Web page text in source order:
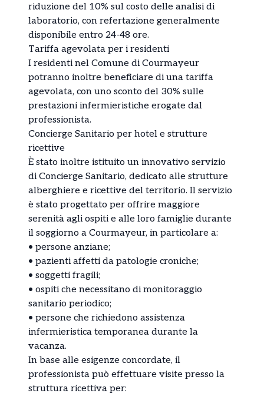
riduzione del 10% sul costo delle analisi di
laboratorio, con refertazione generalmente
disponibile entro 24-48 ore.
Tariffa agevolata per i residenti
I residenti nel Comune di Courmayeur
potranno inoltre beneficiare di una tariffa
agevolata, con uno sconto del 30% sulle
prestazioni infermieristiche erogate dal
professionista.
Concierge Sanitario per hotel e strutture
ricettive
È stato inoltre istituito un innovativo servizio
di Concierge Sanitario, dedicato alle strutture
alberghiere e ricettive del territorio. Il servizio
è stato progettato per offrire maggiore
serenità agli ospiti e alle loro famiglie durante
il soggiorno a Courmayeur, in particolare a:
•⁠ ⁠persone anziane;
•⁠ ⁠pazienti affetti da patologie croniche;
•⁠ ⁠soggetti fragili;
•⁠ ⁠ospiti che necessitano di monitoraggio
sanitario periodico;
•⁠ ⁠persone che richiedono assistenza
infermieristica temporanea durante la
vacanza.
In base alle esigenze concordate, il
professionista può effettuare visite presso la
struttura ricettiva per: